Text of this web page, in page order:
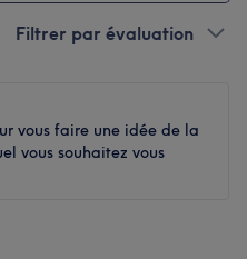
Filtrer par évaluation
vous faire une idée de la
vous souhaitez vous